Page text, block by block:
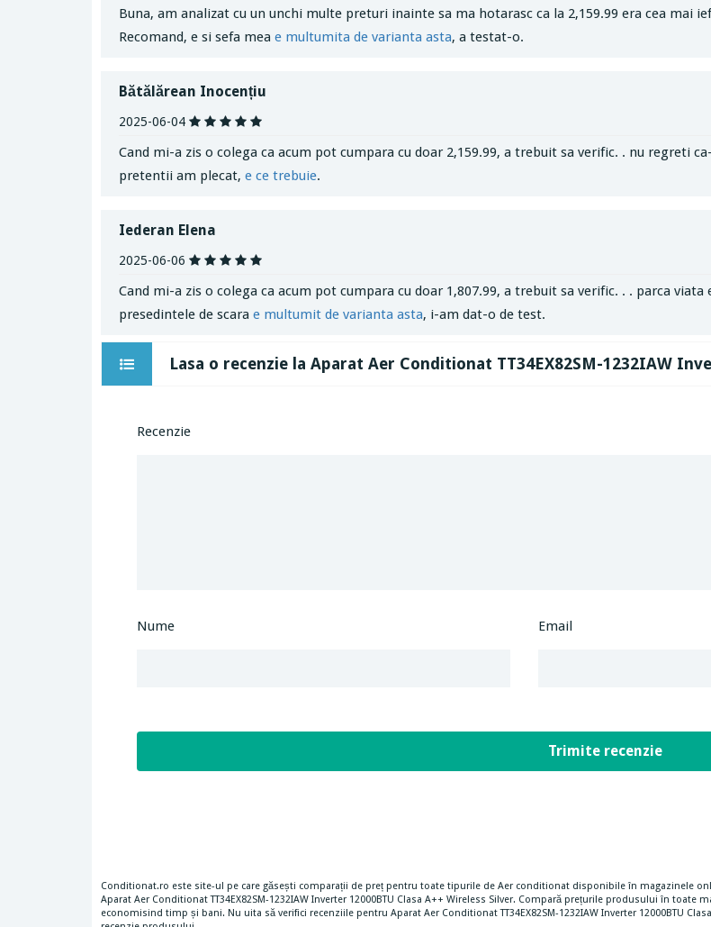
Buna, am analizat cu un unchi multe preturi inainte sa ma hotarasc ca la 2,159.99 era cea mai
Recomand, e si sefa mea e multumita de varianta asta, a testat-o.
Bătălărean Inocențiu
2025-06-04
Cand mi-a zis o colega ca acum pot cumpara cu doar 2,159.99, a trebuit sa verific. . nu regreti
pretentii am plecat, e ce trebuie.
Iederan Elena
2025-06-06
Cand mi-a zis o colega ca acum pot cumpara cu doar 1,807.99, a trebuit sa verific. . . parca
presedintele de scara e multumit de varianta asta, i-am dat-o de test.
Lasa o recenzie la Aparat Aer Conditionat TT34EX82SM-1232IAW
Recenzie
Nume Email
Conditionat.ro este site-ul pe care găsești comparații de preț pentru toate tipurile de Aer conditionat disponibile în magazinele
Aparat Aer Conditionat TT34EX82SM-1232IAW Inverter 12000BTU Clasa A++ Wireless Silver. Compară prețurile produsului în
economisind timp și bani. Nu uita să verifici recenziile pentru Aparat Aer Conditionat TT34EX82SM-1232IAW Inverter 12000BTU